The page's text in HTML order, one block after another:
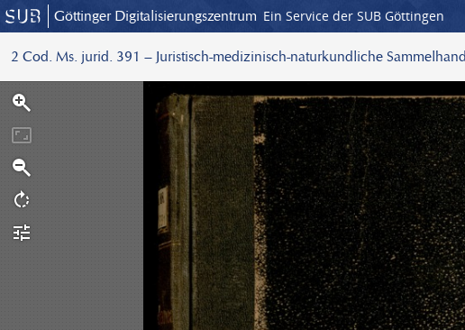
Göttinger Digitalisierungszentrum Ein Service der SUB Göttingen
2 Cod. Ms. jurid. 391 – Juristisch-medizinisch-naturkundliche